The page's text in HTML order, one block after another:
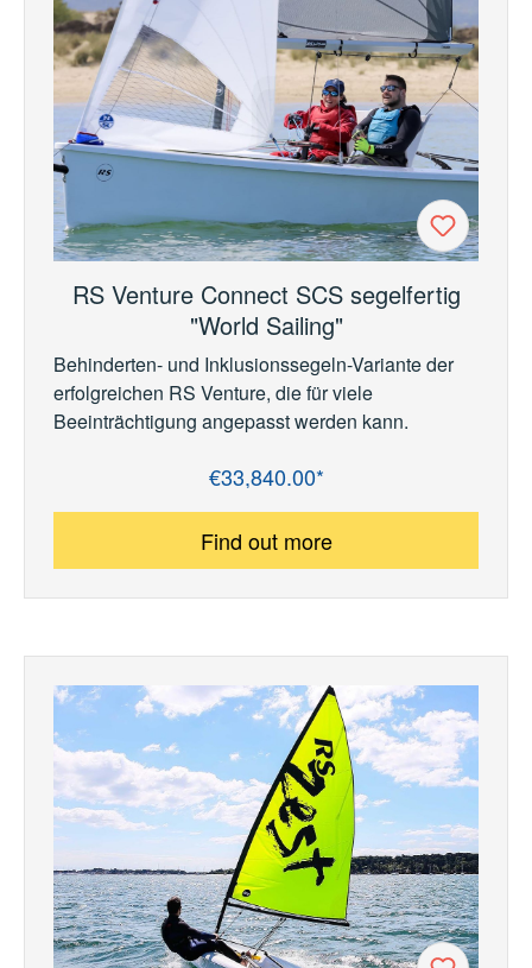
RS Venture Connect SCS segelfertig
"World Sailing"
Behinderten- und Inklusionssegeln-Variante der
erfolgreichen RS Venture, die für viele
Beeinträchtigung angepasst werden kann.
€33,840.00*
Find out more